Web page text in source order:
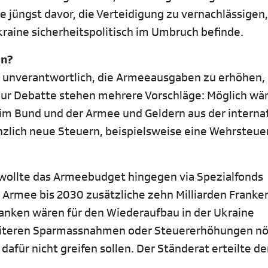
davor, die Verteidigung zu vernachlässigen,
sicherheitspolitisch im Umbruch befinde.
unverantwortlich, die Armeeausgaben zu
Debatte stehen mehrere Vorschläge: Möglich
Bund und der Armee und Geldern aus der
neue Steuern, beispielsweise eine
das Armeebudget hingegen via Spezialfonds
bis 2030 zusätzliche zehn Milliarden
wären für den Wiederaufbau in der Ukraine
Sparmassnahmen oder Steuererhöhungen
nicht greifen sollen. Der Ständerat erteilte